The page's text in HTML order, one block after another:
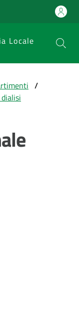
Locale
/